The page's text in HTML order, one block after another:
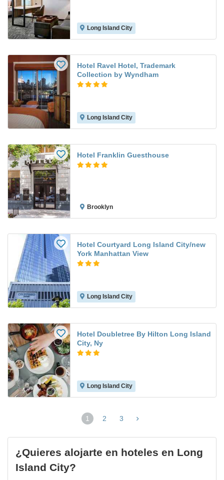
Long Island City
Hotel Ravel Hotel, Trademark
Collection by Wyndham
Long Island City
Hotel Franklin Guesthouse
Brooklyn
Hotel Courtyard Long Island City/new
York Manhattan View
Long Island City
Hotel Doubletree By Hilton Long Island
City, Ny
Long Island City
1
(página
2 3
¿Quieres alojarte en hoteles en Long
Island City?